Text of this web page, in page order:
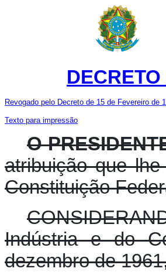
DECRETO
Revogado pelo Decreto de 15 de Fevereiro de
Texto para impressão
O
atribuição que
Constituição
Indústria e do
dezembro de